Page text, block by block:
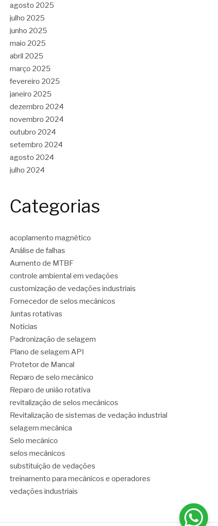
agosto 2025
julho 2025
junho 2025
maio 2025
abril 2025
março 2025
fevereiro 2025
janeiro 2025
dezembro 2024
novembro 2024
outubro 2024
setembro 2024
agosto 2024
julho 2024
Categorias
acoplamento magnético
Análise de falhas
Aumento de MTBF
controle ambiental em vedações
customização de vedações industriais
Fornecedor de selos mecânicos
Juntas rotativas
Notícias
Padronização de selagem
Plano de selagem API
Protetor de Mancal
Reparo de selo mecânico
Reparo de união rotativa
revitalização de selos mecânicos
Revitalização de sistemas de vedação industrial
selagem mecânica
Selo mecânico
selos mecânicos
substituição de vedações
treinamento para mecânicos e operadores
vedações industriais